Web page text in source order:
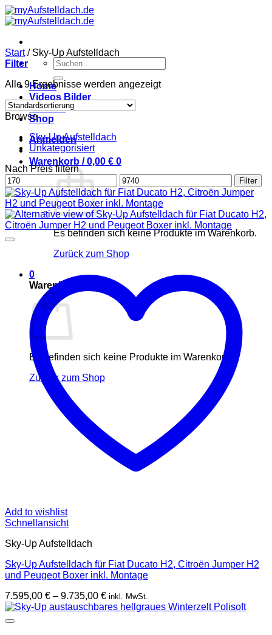
Zum
Inhalt
Suchen
nach:
Home
Videos Bilder
Kontakt
Shop
Anmelden
Warenkorb /0,00 € 0
Es befinden sich keine Produkte im Warenkorb.
Zurück zum Shop
0
Warenkorb
Es befinden sich keine Produkte im Warenkorb.
Zurück zum Shop
Start /Sky-Up Aufstelldach
Filter
Alle 9 Ergebnisse werden angezeigt
Browse
Sky-Up Aufstelldach
Unkategorisiert
Nach Preis filtern
Min.
Preis
Max.
Preis
Filter
Add to wishlist
Schnellansicht
Sky-Up Aufstelldach
Sky-Up Aufstelldach für Fiat Ducato H2, Citroën Jumper H2
und Peugeot Boxer inkl. Montage
7.595,00 € – 9.735,00 €Preisspanne:
7.595,00 €
inkl. MwSt.